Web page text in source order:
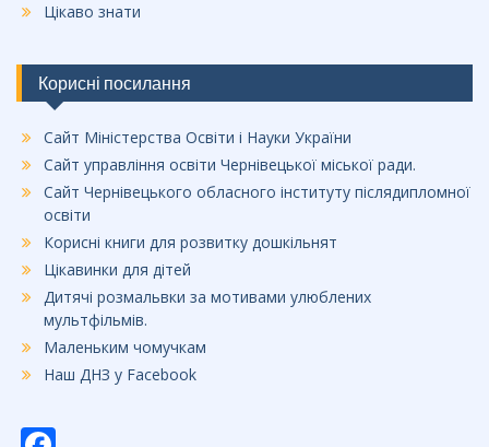
Цікаво знати
Корисні посилання
Сайт Міністерства Освіти і Науки України
Сайт управління освіти Чернівецької міської ради.
Сайт Чернівецького обласного інституту післядипломної
освіти
Корисні книги для розвитку дошкільнят
Цікавинки для дітей
Дитячі розмальвки за мотивами улюблених
мультфільмів.
Маленьким чомучкам
Наш ДНЗ у Facebook